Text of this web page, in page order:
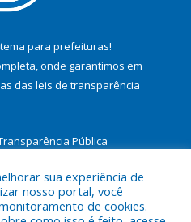
para prefeituras!
onde garantimos em
das leis de transparência
Pública
sua experiência de
nosso portal, você
de cookies.